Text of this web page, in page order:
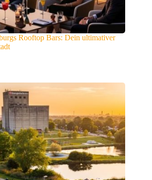
Rooftop Bars: Dein ultimativer